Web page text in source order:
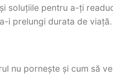
soluțiile pentru a-ți
i prelungi durata de viață.
nu pornește și cum să